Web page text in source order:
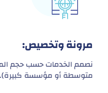
مرونة وتخصيص:
نصمم الخدمات حسب حجم
متوسطة أو مؤسسة كبيرة).